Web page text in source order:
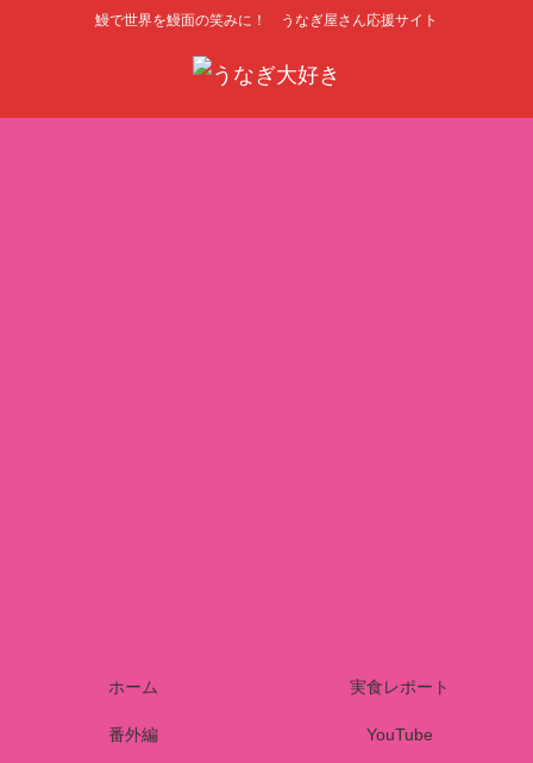
鰻で世界を鰻面の笑みに！ うなぎ屋さん応援サイト
ホーム 実食レポート
番外編 YouTube